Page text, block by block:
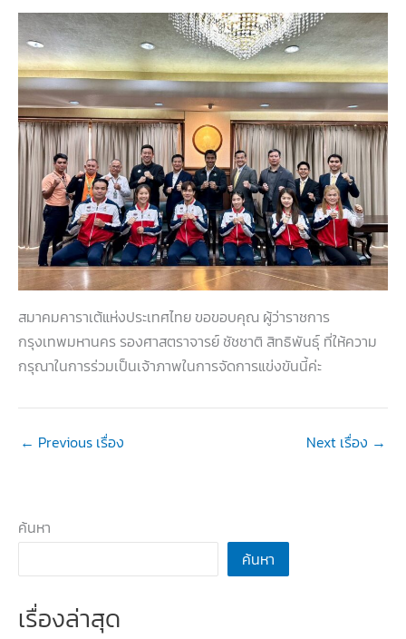
สมาคมคาราเต้แห่งประเทศไทย ขอขอบคุณ ผู้ว่าราชการ
กรุงเทพมหานคร รองศาสตราจารย์​ ชัชชาติ สิทธิพันธุ์ ที่ให้ความ
กรุณาในการร่วมเป็นเจ้าภาพในการจัดการแข่งขันนี้ค่ะ
← Previous เรื่อง Next เรื่อง →
ค้นหา
ค้นหา
เรื่องล่าสุด